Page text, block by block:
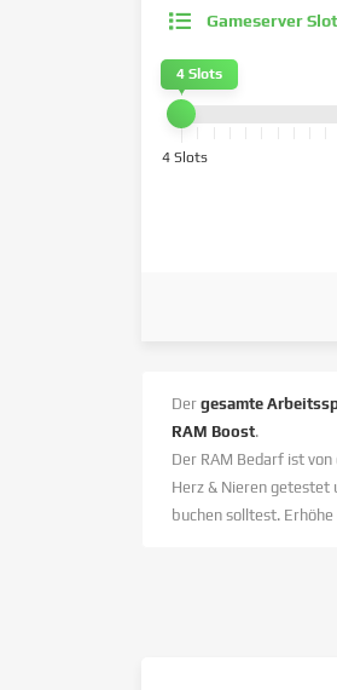
Gameserver
4 Slots
4 Slots
Der gesamte
RAM Boost.
Der RAM Bedarf ist
Herz & Nieren getestet
buchen solltest.